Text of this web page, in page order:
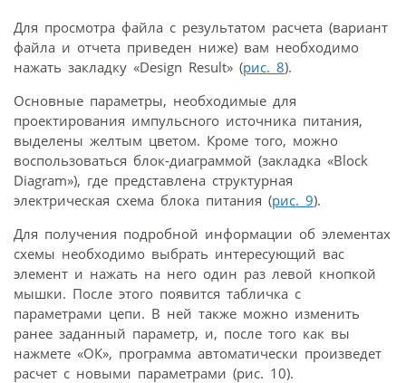
Для просмотра файла с результатом расчета (вариант
файла и отчета приведен ниже) вам необходимо
нажать закладку «Design Result» (рис. 8).
Основные параметры, необходимые для
проектирования импульсного источника питания,
выделены желтым цветом. Кроме того, можно
воспользоваться блок-диаграммой (закладка «Block
Diagram»), где представлена структурная
электрическая схема блока питания (рис. 9).
Для получения подробной информации об элементах
схемы необходимо выбрать интересующий вас
элемент и нажать на него один раз левой кнопкой
мышки. После этого появится табличка с
параметрами цепи. В ней также можно изменить
ранее заданный параметр, и, после того как вы
нажмете «ОК», программа автоматически произведет
расчет с новыми параметрами (рис. 10).